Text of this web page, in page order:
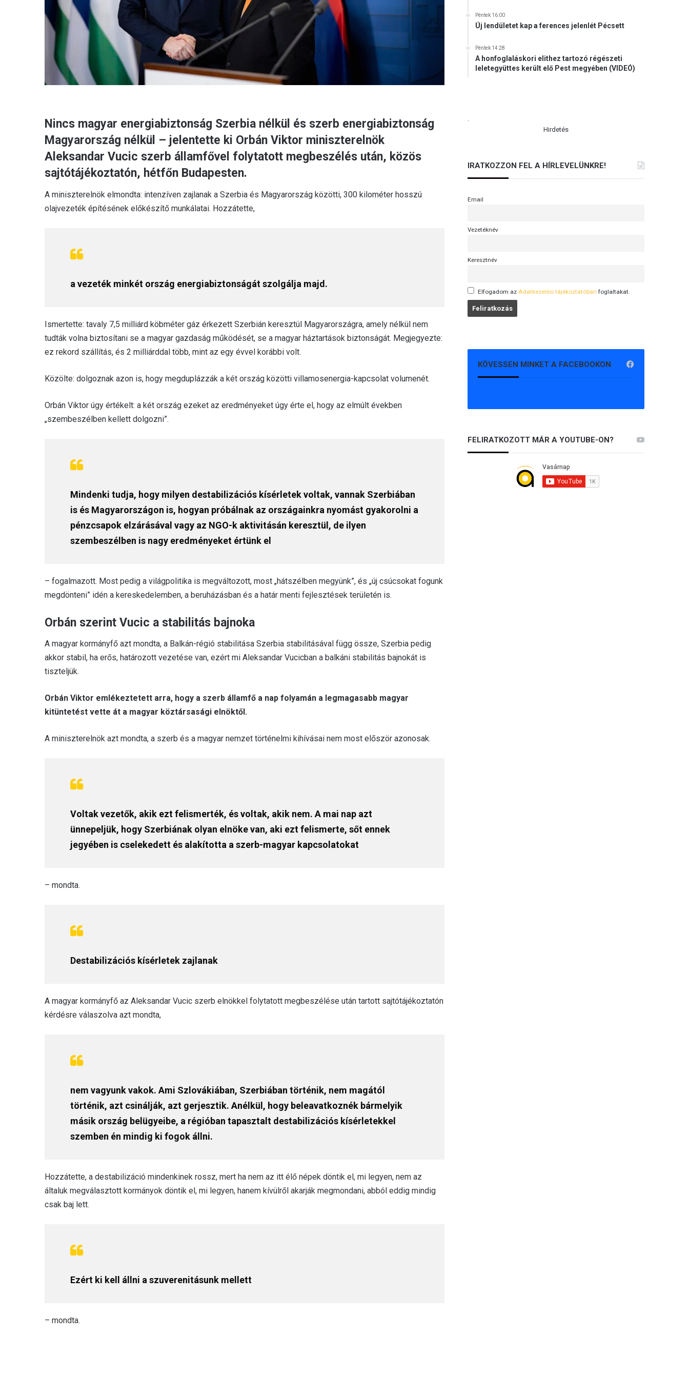
Nincs magyar energiabiztonság Szerbia nélkül és szerb energiabiztonság
Magyarország nélkül – jelentette ki Orbán Viktor miniszterelnök
Aleksandar Vucic szerb államfővel folytatott megbeszélés után, közös
sajtótájékoztatón, hétfőn Budapesten.
A miniszterelnök elmondta: intenzíven zajlanak a Szerbia és Magyarország közötti, 300 kilométer hosszú
olajvezeték építésének előkészítő munkálatai. Hozzátette,
a vezeték minkét ország energiabiztonságát szolgálja majd.
Ismertette: tavaly 7,5 milliárd köbméter gáz érkezett Szerbián keresztül Magyarországra, amely nélkül nem
tudták volna biztosítani se a magyar gazdaság működését, se a magyar háztartások biztonságát. Megjegyezte:
ez rekord szállítás, és 2 milliárddal több, mint az egy évvel korábbi volt.
Közölte: dolgoznak azon is, hogy megduplázzák a két ország közötti villamosenergia-kapcsolat volumenét.
Orbán Viktor úgy értékelt: a két ország ezeket az eredményeket úgy érte el, hogy az elmúlt években
„szembeszélben kellett dolgozni”.
Mindenki tudja, hogy milyen destabilizációs kísérletek voltak, vannak Szerbiában
is és Magyarországon is, hogyan próbálnak az országainkra nyomást gyakorolni a
pénzcsapok elzárásával vagy az NGO-k aktivitásán keresztül, de ilyen
szembeszélben is nagy eredményeket értünk el
– fogalmazott. Most pedig a világpolitika is megváltozott, most „hátszélben megyünk”, és „új csúcsokat fogunk
megdönteni” idén a kereskedelemben, a beruházásban és a határ menti fejlesztések területén is.
Orbán szerint Vucic a stabilitás bajnoka
A magyar kormányfő azt mondta, a Balkán-régió stabilitása Szerbia stabilitásával függ össze, Szerbia pedig
akkor stabil, ha erős, határozott vezetése van, ezért mi Aleksandar Vucicban a balkáni stabilitás bajnokát is
tiszteljük.
Orbán Viktor emlékeztetett arra, hogy a szerb államfő a nap folyamán a legmagasabb magyar
kitüntetést vette át a magyar köztársasági elnöktől.
A miniszterelnök azt mondta, a szerb és a magyar nemzet történelmi kihívásai nem most először azonosak.
Voltak vezetők, akik ezt felismerték, és voltak, akik nem. A mai nap azt
ünnepeljük, hogy Szerbiának olyan elnöke van, aki ezt felismerte, sőt ennek
jegyében is cselekedett és alakította a szerb-magyar kapcsolatokat
– mondta.
Destabilizációs kísérletek zajlanak
A magyar kormányfő az Aleksandar Vucic szerb elnökkel folytatott megbeszélése után tartott sajtótájékoztatón
kérdésre válaszolva azt mondta,
nem vagyunk vakok. Ami Szlovákiában, Szerbiában történik, nem magától
történik, azt csinálják, azt gerjesztik. Anélkül, hogy beleavatkoznék bármelyik
másik ország belügyeibe, a régióban tapasztalt destabilizációs kísérletekkel
szemben én mindig ki fogok állni.
Hozzátette, a destabilizáció mindenkinek rossz, mert ha nem az itt élő népek döntik el, mi legyen, nem az
általuk megválasztott kormányok döntik el, mi legyen, hanem kívülről akarják megmondani, abból eddig mindig
csak baj lett.
Ezért ki kell állni a szuverenitásunk mellett
– mondta.
Péntek 16:00
Új lendületet kap a ferences jelenlét Pécsett
Péntek 14:28
A honfoglaláskori elithez tartozó régészeti
leletegyüttes került elő Pest megyében (VIDEÓ)
.
Hirdetés
IRATKOZZON FEL A HÍRLEVELÜNKRE!
Email
Vezetéknév
Keresztnév
Elfogadom az Adatkezelési tájékoztatóban foglaltakat.
KÖVESSEN MINKET A FACEBOOKON
FELIRATKOZOTT MÁR A YOUTUBE-ON?